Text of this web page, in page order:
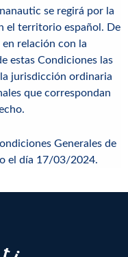
se regirá por la
el territorio español. De
relación con la
estas Condiciones las
jurisdicción ordinaria
que correspondan
Generales de
el día 17/03/2024.